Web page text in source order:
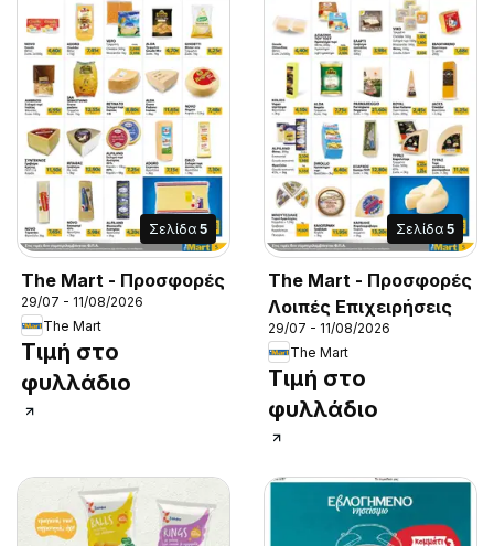
Σελίδα 5
The Mart - Προσφορές
29/07 - 11/08/2026
The Mart
Τιμή στο
φυλλάδιο
Σελίδα 5
The Mart - Προσφορές
Λοιπές Επιχειρήσεις
29/07 - 11/08/2026
The Mart
Τιμή στο
φυλλάδιο